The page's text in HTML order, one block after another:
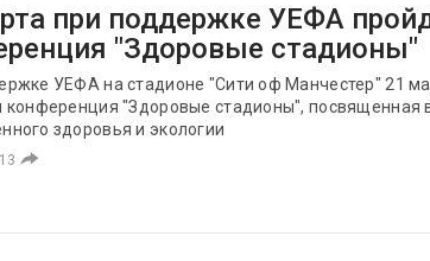
при поддержке УЕФА
"Здоровые стадионы"
УЕФА на стадионе "Сити оф Манчестер" 21
конференция "Здоровые стадионы", посвященная
здоровья и экологии